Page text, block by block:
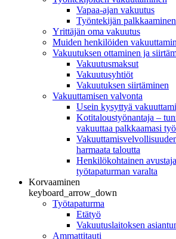
Vapaa-ajan vakuutus
Työntekijän palkkaaminen
Yrittäjän oma vakuutus
Muiden henkilöiden
Vakuutuksen ottaminen ja
Vakuutusmaksut
Vakuutusyhtiöt
Vakuutuksen siirtäminen
Vakuuttamisen valvonta
Usein kysyttyä
Kotitaloustyönantaja –
vakuuttaa palkkaamasi
harmaata taloutta
Henkilökohtainen
työtapaturman varalta
Korvaaminen
keyboard_arrow_down
Työtapaturma
Etätyö
Vakuutuslaitoksen
Ammattitauti